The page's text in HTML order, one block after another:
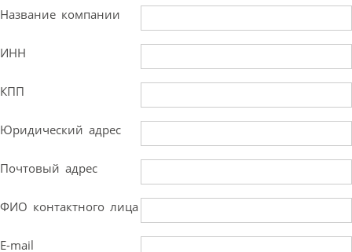
Название компании
ИНН
КПП
Юридический адрес
Почтовый адрес
ФИО контактного лица
E-mail